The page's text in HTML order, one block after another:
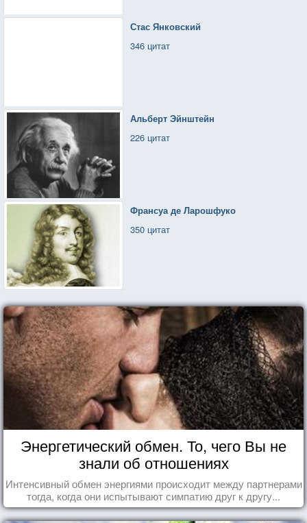
Стас Янковский
346 цитат
Альберт Эйнштейн
226 цитат
Франсуа де Ларошфуко
350 цитат
Энергетический обмен. То, чего Вы не
знали об отношениях
Интенсивный обмен энергиями происходит между партнерами
тогда, когда они испытывают симпатию друг к другу...